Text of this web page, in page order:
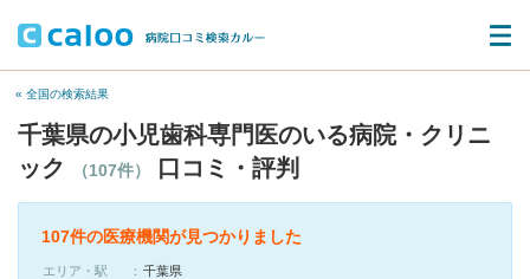
« 全国の検索結果
千葉県の小児歯科専門医のいる病院・クリニ
ック
（107件） 口コミ・評判
107件の医療機関が見つかりました
エリア・駅
千葉県